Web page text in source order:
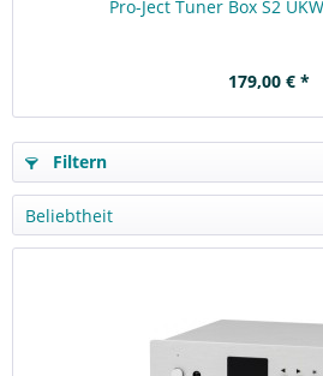
Pro-Ject Tuner Box S2
179,00 € *
Filtern